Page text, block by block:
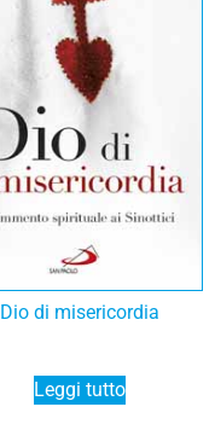
Dio di misericordia
Leggi tutto